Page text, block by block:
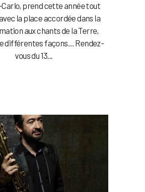
prend cette année tout
la place accordée dans la
aux chants de la Terre,
différentes façons… Rendez-
vous du 13...